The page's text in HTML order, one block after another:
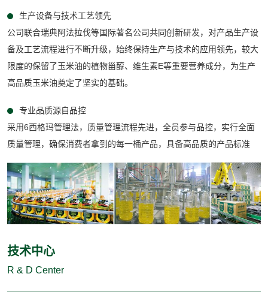
生产设备与技术工艺领先
公司联合瑞典阿法拉伐等国际著名公司共同创新研发，对产品生产设
备及工艺流程进行不断升级，始终保持生产与技术的应用领先，较大
限度的保留了玉米油的植物甾醇、维生素E等重要营养成分，为生产
高品质玉米油奠定了坚实的基础。
专业品质源自品控
采用6西格玛管理法，质量管理流程先进，全员参与品控，实行全面
质量管理，确保消费者拿到的每一桶产品，具备高品质的产品标准
技术中心
R & D Center